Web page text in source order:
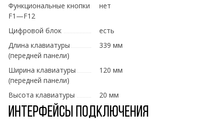
Функциональные кнопки
F1—F12
нет
Цифровой блок
есть
Длина клавиатуры
(передней панели)
339 мм
Ширина клавиатуры
(передней панели)
120 мм
Высота клавиатуры 20 мм
Интерфейсы подключения